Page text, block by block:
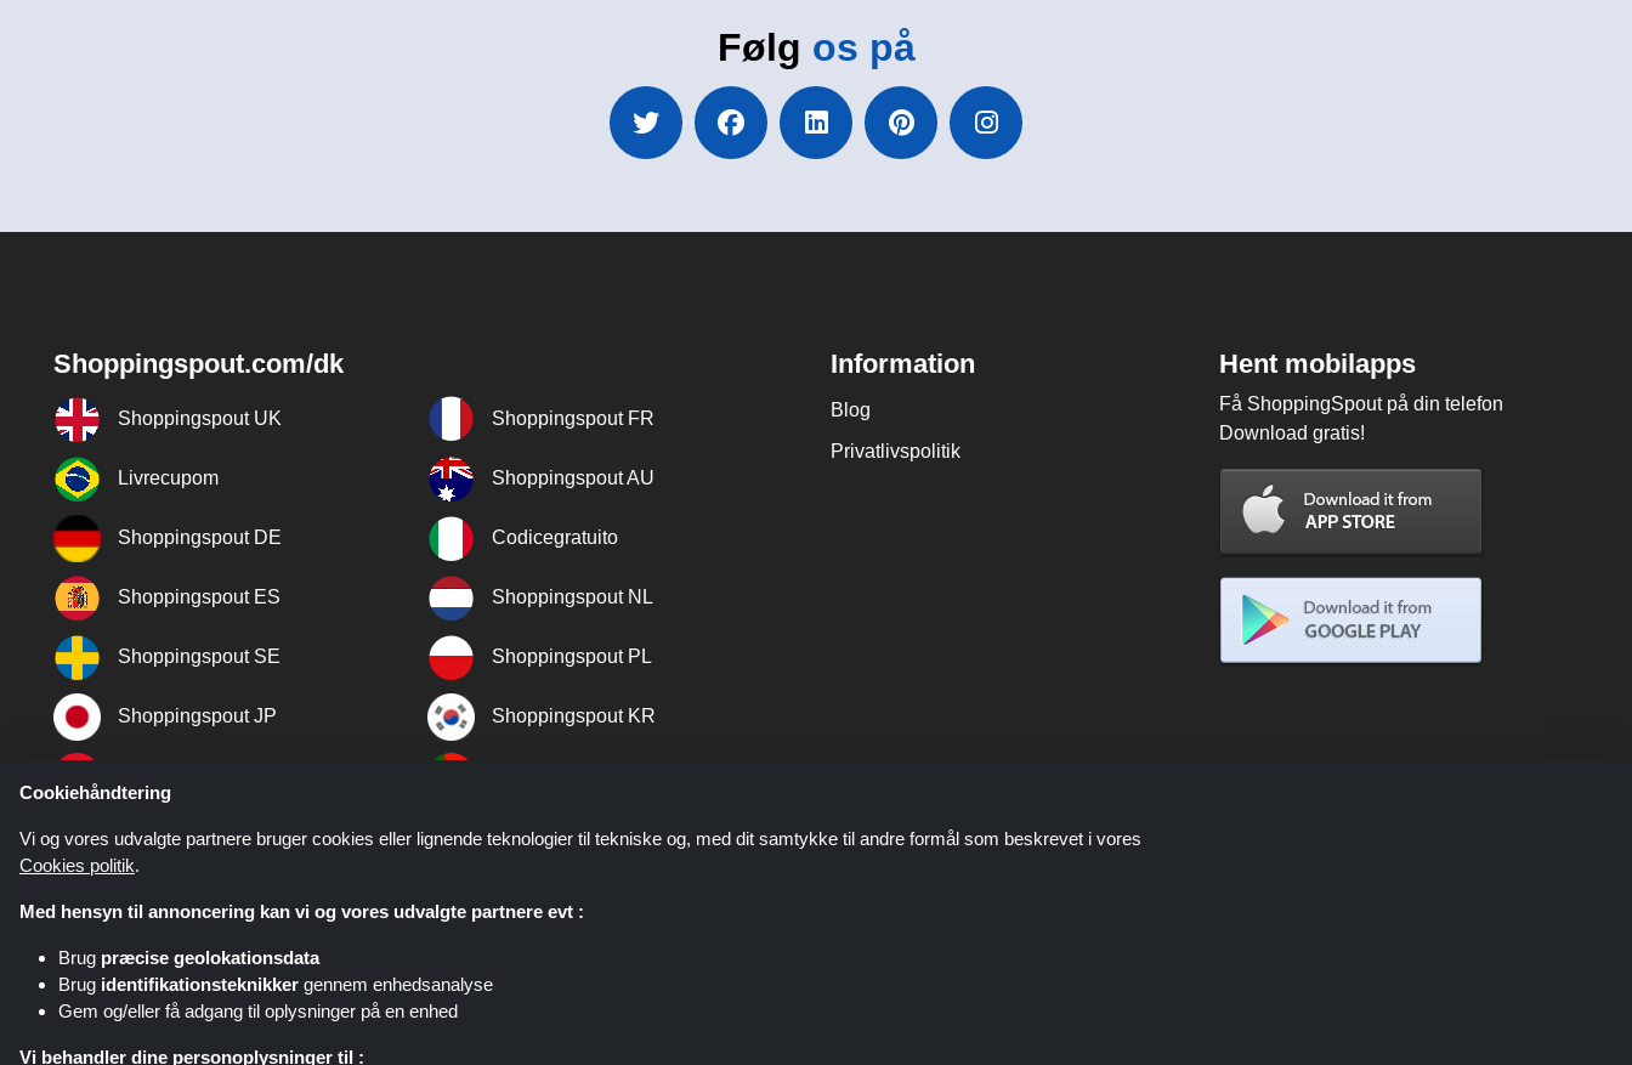
Følg os på
Shoppingspout.com/dk
Shoppingspout UK Shoppingspout FR
Livrecupom Shoppingspout AU
Shoppingspout DE Codicegratuito
Shoppingspout ES Shoppingspout NL
Shoppingspout SE Shoppingspout PL
Shoppingspout JP Shoppingspout KR
Shoppingspout NO
Information
Blog
Privatlivspolitik
Hent mobilapps
Få ShoppingSpout på din telefon
Download gratis!
Shoppingspout.com/dk eller dets personale er ikke involveret, når du foretager et køb via disse links, Shoppingspout.com/dk optjener kun
Cookiehåndtering
Vi og vores udvalgte partnere bruger cookies eller lignende teknologier til tekniske og, med dit samtykke til andre formål som beskrevet i vores
Cookies politik.
Med hensyn til annoncering kan vi og vores udvalgte partnere evt :
Brug præcise geolokationsdata
Brug identifikationsteknikker gennem enhedsanalyse
Gem og/eller få adgang til oplysninger på en enhed
Vi behandler dine personoplysninger til :